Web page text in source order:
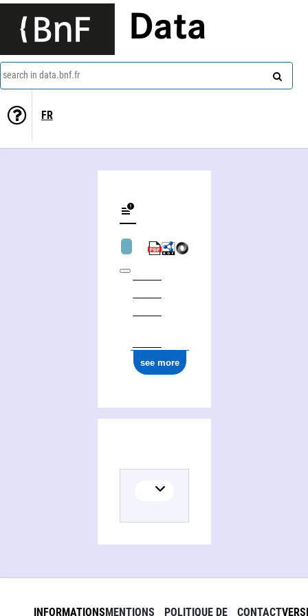
Data
search in data.bnf.fr
FR
see more
INFORMATIONSMENTIONS POLITIQUE DE CONTACT